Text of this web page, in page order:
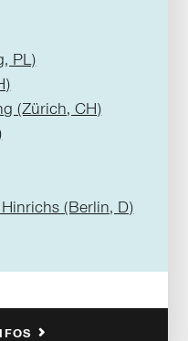
PL)
(Zürich, CH)
(Berlin, D)